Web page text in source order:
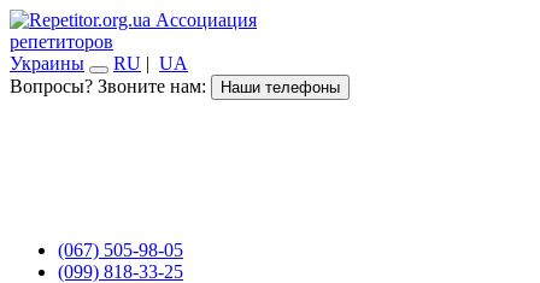
Ассоциация
репетиторов
Украины
RU | UA
Вопросы? Звоните нам:
Наши телефоны
(067) 505-98-05
(099) 818-33-25